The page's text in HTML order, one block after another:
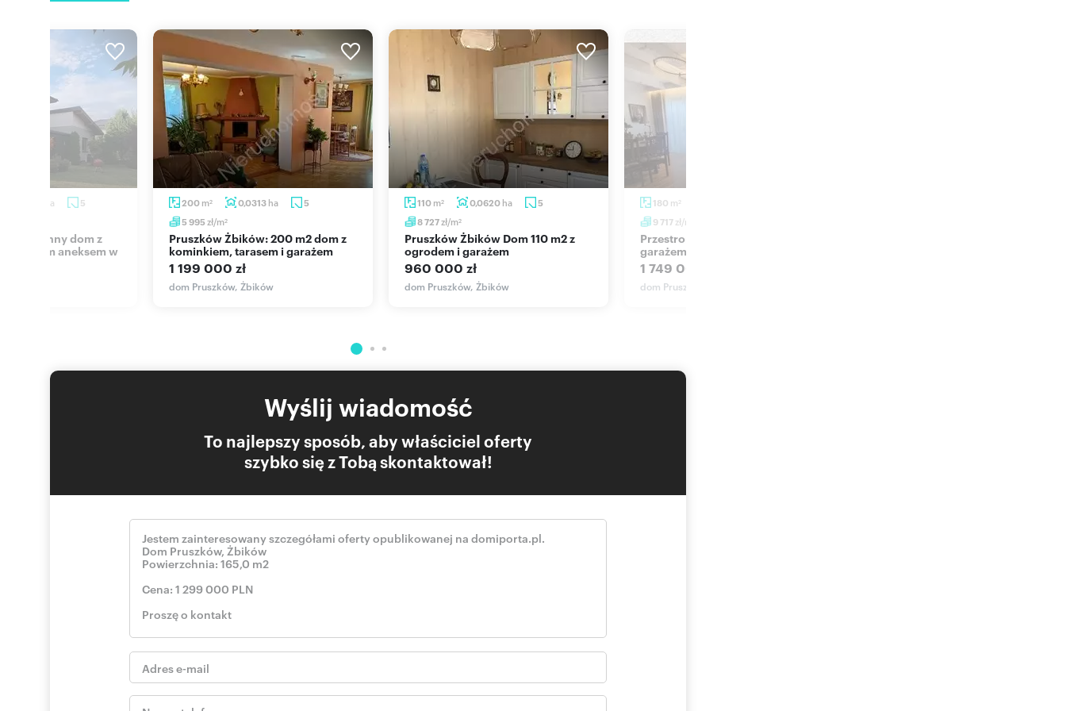
ha 5
aneksem w
200 m2 0,0313 ha
5
5 995 zł/m2
Pruszków Żbików: 200 m2 dom z
kominkiem, tarasem i garażem
1 199 000 zł
dom Pruszków, Żbików
110 m2 0,0620 ha
5
8 727zł/m2
Pruszków Żbików Dom 110 m2 z
ogrodem i garażem
960 000 zł
dom Pruszków, Żbików
180 m 2
9 717 zł/m
Przestronny dom 180 m² z
garażem i letnią kuchnią.
1 749 000 zł
dom Pruszków, Żbików
Wyślij wiadomość
To najlepszy sposób, aby właściciel oferty
szybko się z Tobą skontaktował!